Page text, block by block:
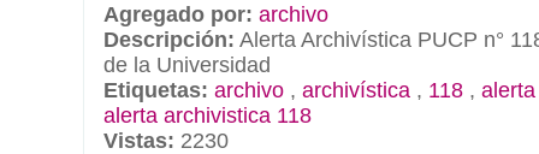
Agregado por: archivo
Descripción: Alerta Archivística PUCP n°
de la Universidad
Etiquetas: archivo , archivística , 118 ,
alerta archivistica 118
Vistas: 2230